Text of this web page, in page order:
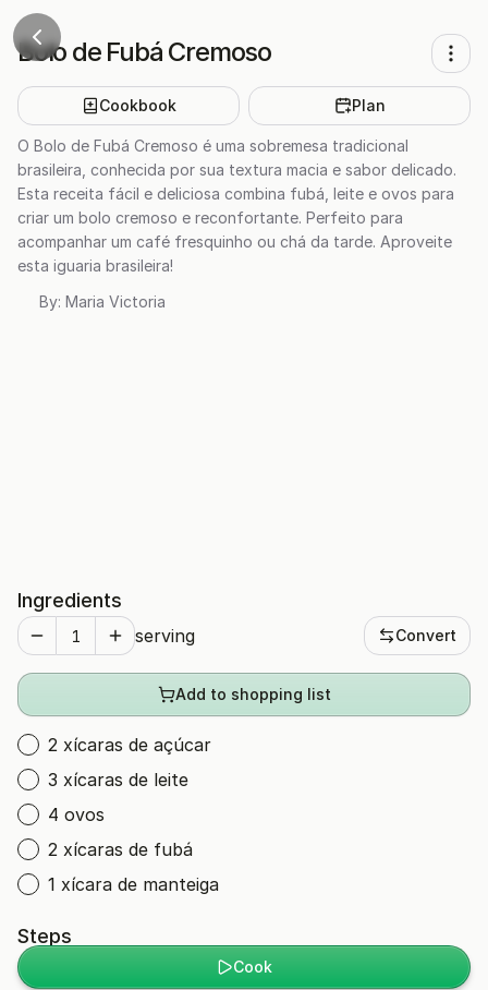
Bolo de Fubá Cremoso
Cookbook Plan
O Bolo de Fubá Cremoso é uma sobremesa tradicional
brasileira, conhecida por sua textura macia e sabor delicado.
Esta receita fácil e deliciosa combina fubá, leite e ovos para
criar um bolo cremoso e reconfortante. Perfeito para
acompanhar um café fresquinho ou chá da tarde. Aproveite
esta iguaria brasileira!
By: Maria Victoria
Ingredients
serving Convert
Add to shopping list
2 xícaras de açúcar
3 xícaras de leite
4 ovos
2 xícaras de fubá
1 xícara de manteiga
Steps
Cook